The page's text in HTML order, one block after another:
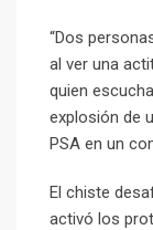
“Dos
al ver una
quien
explosión de
PSA en un
El chiste
activó los